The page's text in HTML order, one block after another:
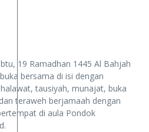
19 Ramadhan 1445 Al Bahjah
bersama di isi dengan
tausiyah, munajat, buka
teraweh berjamaah dengan
di aula Pondok